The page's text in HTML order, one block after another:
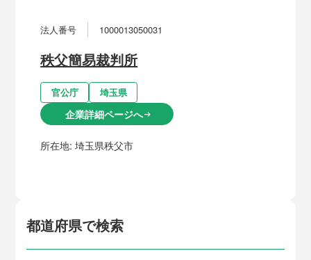
都道府県で検索
法人番号 1000013050031
秩父簡易裁判所
官公庁 埼玉県
企業詳細ページへarrow_right_alt
所在地:埼玉県秩父市